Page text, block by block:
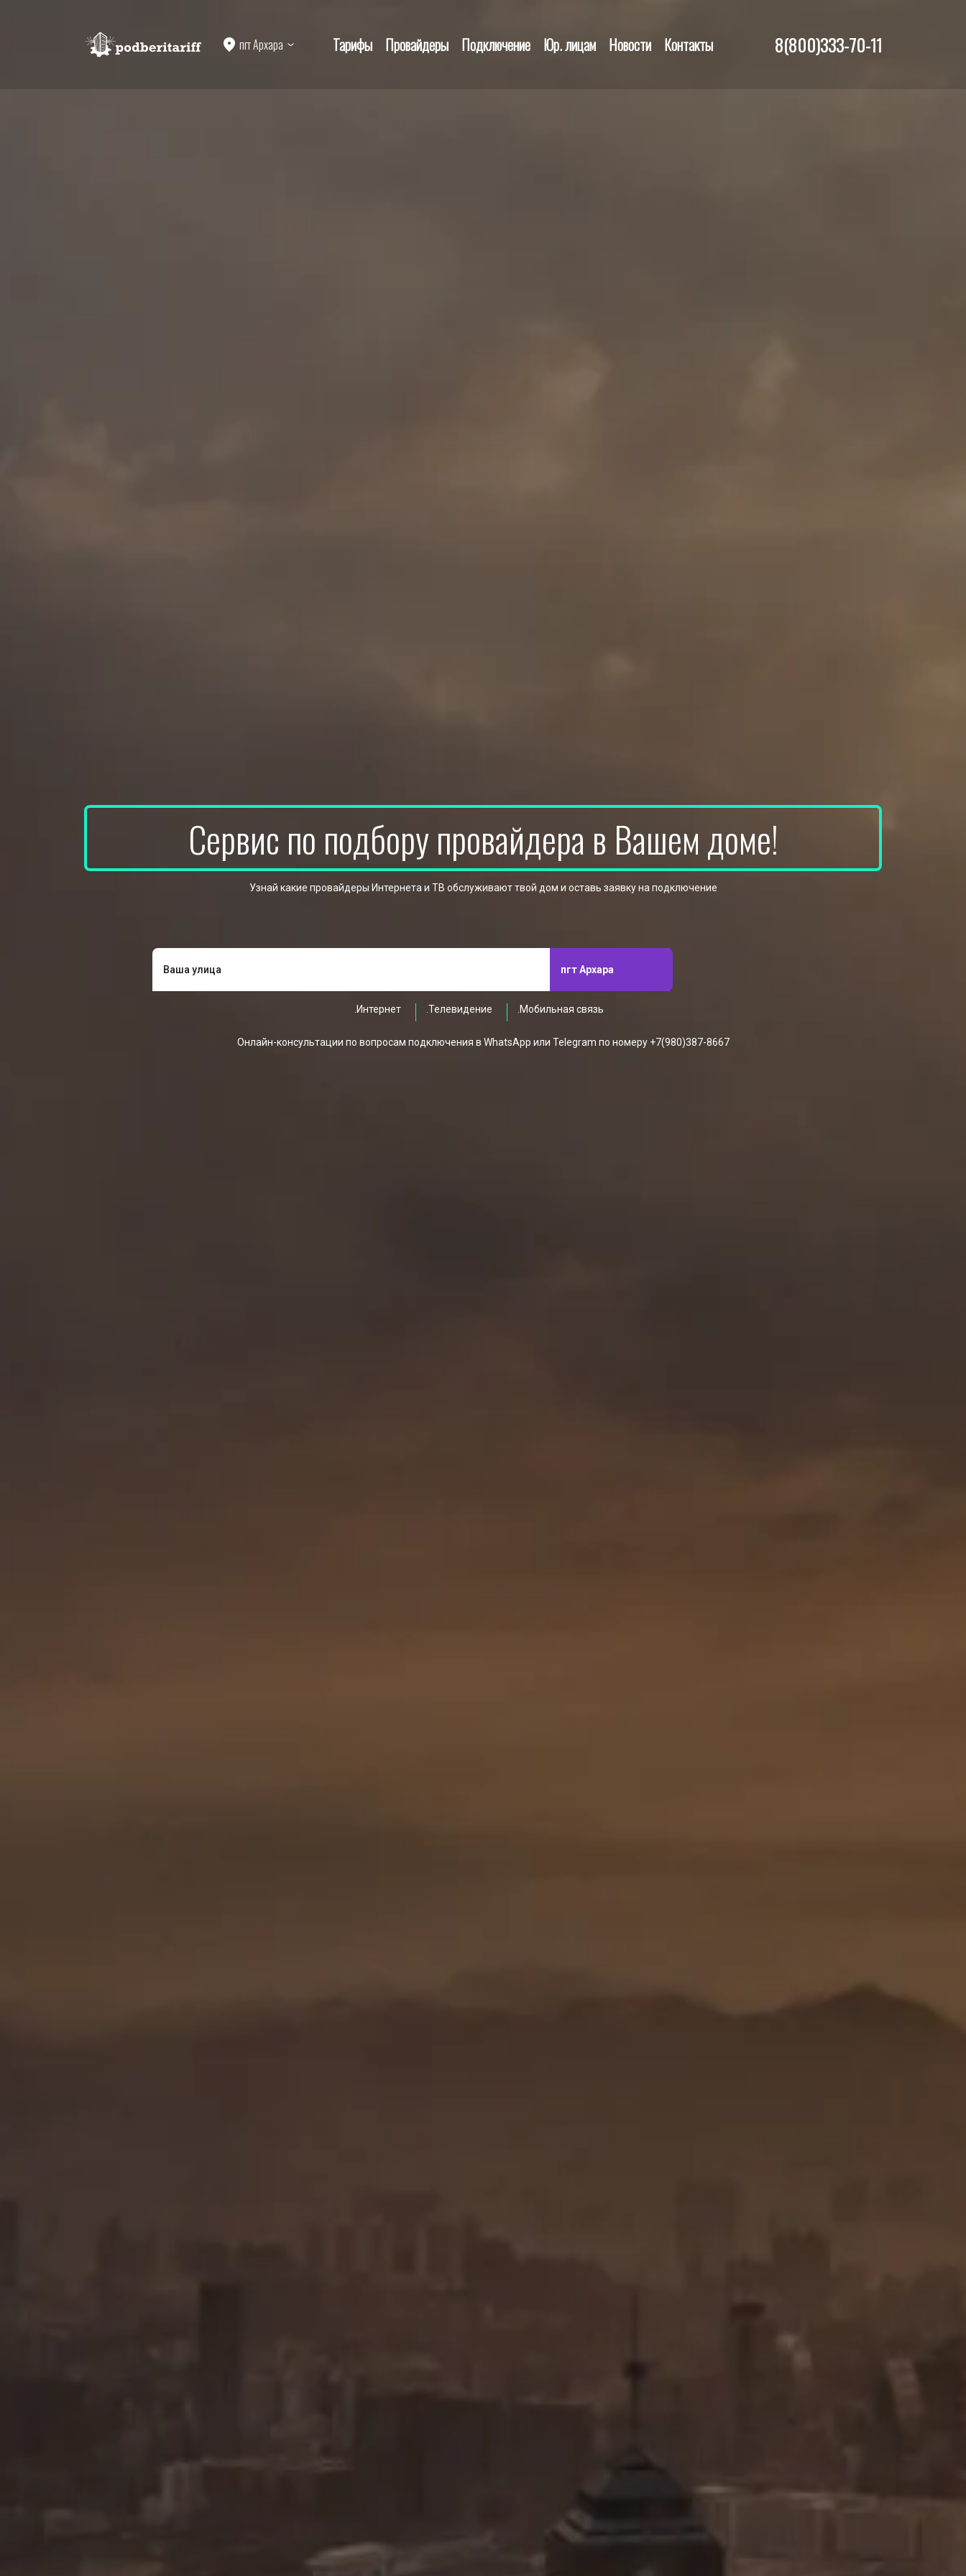
пгт Архара Тарифы Провайдеры Подключение Юр. лицам Новости Контакты 8(800)333-70-11
Сервис по подбору провайдера в Вашем доме!
Узнай какие провайдеры Интернета и ТВ обслуживают твой дом и оставь заявку на подключение
пгт Архара
.Интернет .Телевидение .Мобильная связь
Онлайн-консультации по вопросам подключения в WhatsApp или Telegram по номеру +7(980)387-8667